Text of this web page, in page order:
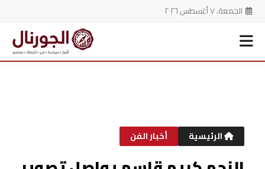
الجمعة، ٧ أغسطس ٢٠٢٦
الرئيسية أخبار الفن